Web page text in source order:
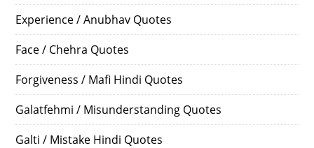
Experience / Anubhav Quotes
Face / Chehra Quotes
Forgiveness / Mafi Hindi Quotes
Galatfehmi / Misunderstanding Quotes
Galti / Mistake Hindi Quotes